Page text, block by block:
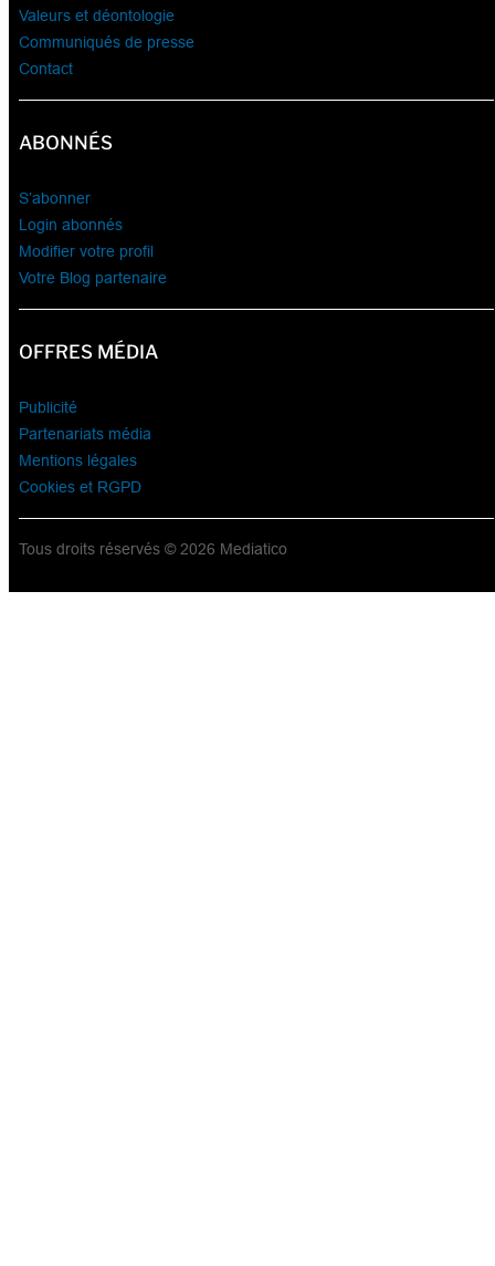
Valeurs et déontologie
Communiqués de presse
Contact
ABONNÉS
S’abonner
Login abonnés
Modifier votre profil
Votre Blog partenaire
OFFRES MÉDIA
Publicité
Partenariats média
Mentions légales
Cookies et RGPD
Tous droits réservés © 2026 Mediatico